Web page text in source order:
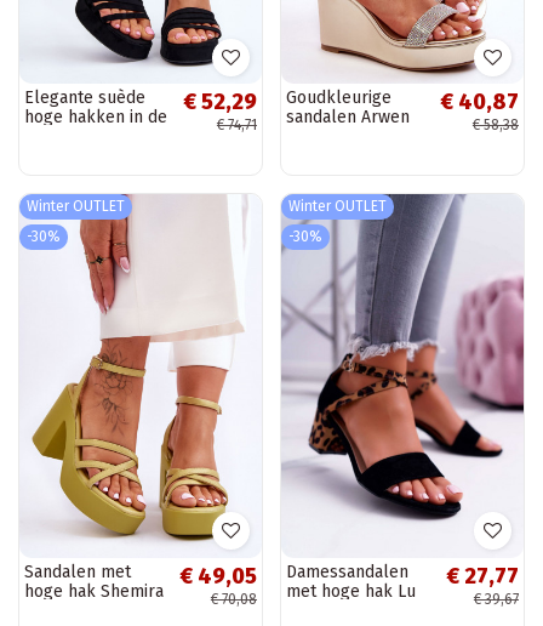
Elegante suède
hoge hakken in de
€ 52,29
€ 74,71
Goudkleurige
sandalen Arwen
€ 40,87
€ 58,38
Winter OUTLET
-30%
Sandalen met
hoge hak Shemira
€ 49,05
€ 70,08
Winter OUTLET
-30%
Damessandalen
met hoge hak Lu
€ 27,77
€ 39,67